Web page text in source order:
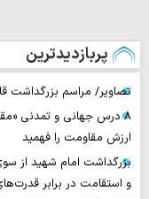
پربازدیدترین
تصاویر/ مراسم بزرگداشت
۸ درس جهانی و تمدنی
ارزش مقاومت را فهمید
بزرگداشت امام شهید از
و استقامت در برابر